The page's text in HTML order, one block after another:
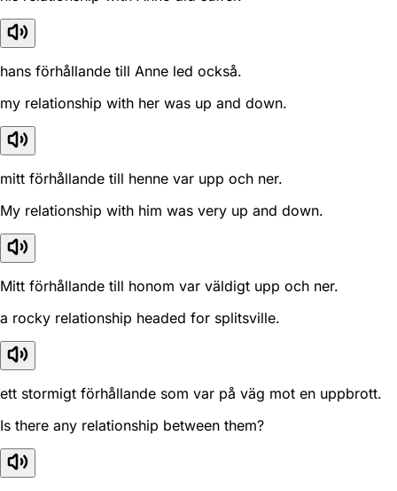
hans förhållande till Anne led också.
my relationship with her was up and down.
mitt förhållande till henne var upp och ner.
My relationship with him was very up and down.
Mitt förhållande till honom var väldigt upp och ner.
a rocky relationship headed for splitsville.
ett stormigt förhållande som var på väg mot en uppbrott.
Is there any relationship between them?